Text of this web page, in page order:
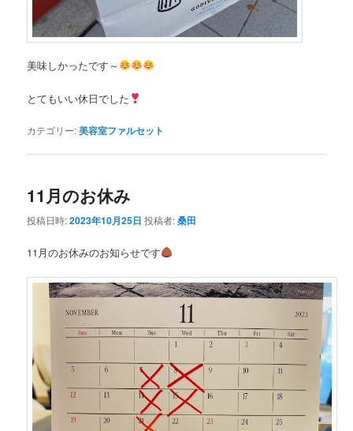
美味しかったです～
とてもいい休日でした
カテゴリー:美容室ファルセット
11月のお休み
投稿日時:2023年10月25日 投稿者:桑田
11月のお休みのお知らせです